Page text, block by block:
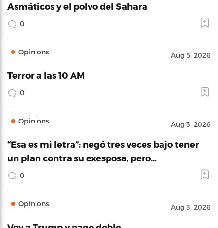
Asmáticos y el polvo del Sahara
0
Opinions Aug 5, 2026
Terror a las 10 AM
0
Opinions Aug 3, 2026
“Esa es mi letra”: negó tres veces bajo tener
un plan contra su exesposa, pero…
0
Opinions Aug 3, 2026